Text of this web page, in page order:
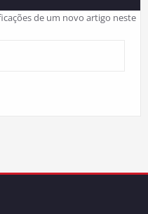
de um novo artigo neste